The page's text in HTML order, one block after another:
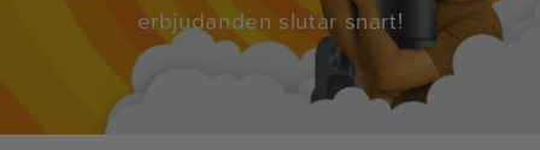
erbjudanden slutar snart!